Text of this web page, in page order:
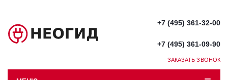
+7 (495) 361-32-00
+7 (495) 361-09-90
ЗАКАЗАТЬ ЗВОНОК